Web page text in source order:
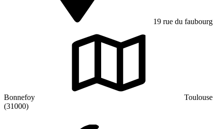
19 rue du faubourg
Bonnefoy
Toulouse
(31000)